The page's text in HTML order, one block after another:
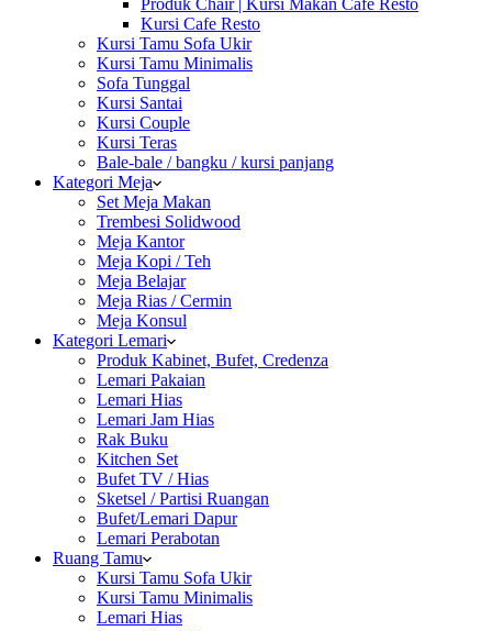
Produk Chair | Kursi Makan Cafe Resto
Kursi Cafe Resto
Kursi Tamu Sofa Ukir
Kursi Tamu Minimalis
Sofa Tunggal
Kursi Santai
Kursi Couple
Kursi Teras
Bale-bale / bangku / kursi panjang
Kategori Meja
Set Meja Makan
Trembesi Solidwood
Meja Kantor
Meja Kopi / Teh
Meja Belajar
Meja Rias / Cermin
Meja Konsul
Kategori Lemari
Produk Kabinet, Bufet, Credenza
Lemari Pakaian
Lemari Hias
Lemari Jam Hias
Rak Buku
Kitchen Set
Bufet TV / Hias
Sketsel / Partisi Ruangan
Bufet/Lemari Dapur
Lemari Perabotan
Ruang Tamu
Kursi Tamu Sofa Ukir
Kursi Tamu Minimalis
Lemari Hias